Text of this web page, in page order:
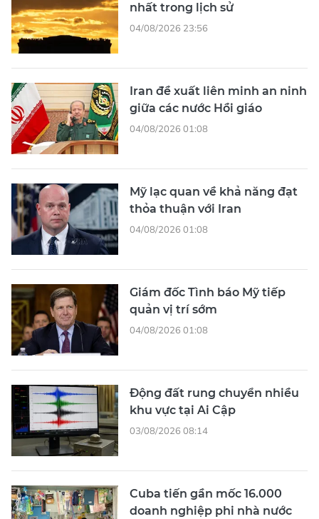
nhất trong lịch sử
04/08/2026 23:56
Iran đề xuất liên minh an ninh
giữa các nước Hồi giáo
04/08/2026 01:08
Mỹ lạc quan về khả năng đạt
thỏa thuận với Iran
04/08/2026 01:08
Giám đốc Tình báo Mỹ tiếp
quản vị trí sớm
04/08/2026 01:08
Động đất rung chuyển nhiều
khu vực tại Ai Cập
03/08/2026 08:14
Cuba tiến gần mốc 16.000
doanh nghiệp phi nhà nước